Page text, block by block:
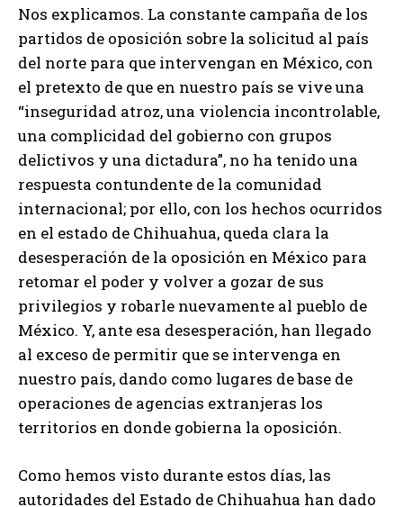
Nos explicamos. La constante campaña de los
partidos de oposición sobre la solicitud al país
del norte para que intervengan en México, con
el pretexto de que en nuestro país se vive una
“inseguridad atroz, una violencia incontrolable,
una complicidad del gobierno con grupos
delictivos y una dictadura”, no ha tenido una
respuesta contundente de la comunidad
internacional; por ello, con los hechos ocurridos
en el estado de Chihuahua, queda clara la
desesperación de la oposición en México para
retomar el poder y volver a gozar de sus
privilegios y robarle nuevamente al pueblo de
México. Y, ante esa desesperación, han llegado
al exceso de permitir que se intervenga en
nuestro país, dando como lugares de base de
operaciones de agencias extranjeras los
territorios en donde gobierna la oposición.
Como hemos visto durante estos días, las
autoridades del Estado de Chihuahua han dado